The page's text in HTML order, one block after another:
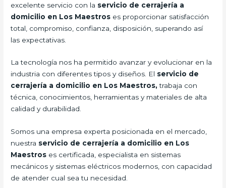
excelente servicio con la servicio de cerrajería a
domicilio en Los Maestros es proporcionar satisfacción
total, compromiso, confianza, disposición, superando así
las expectativas.
La tecnología nos ha permitido avanzar y evolucionar en la
industria con diferentes tipos y diseños. El servicio de
cerrajería a domicilio en Los Maestros,trabaja con
técnica, conocimientos, herramientas y materiales de alta
calidad y durabilidad.
Somos una empresa experta posicionada en el mercado,
nuestra servicio de cerrajería a domicilio en Los
Maestros es certificada, especialista en sistemas
mecánicos y sistemas eléctricos modernos, con capacidad
de atender cual sea tu necesidad.